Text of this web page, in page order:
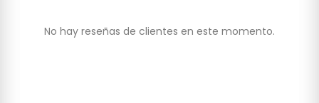
No hay reseñas de clientes en este momento.